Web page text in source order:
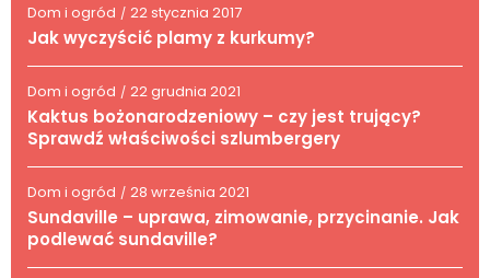
Dom i ogród / 22 stycznia 2017
Jak wyczyścić plamy z kurkumy?
Dom i ogród / 22 grudnia 2021
Kaktus bożonarodzeniowy – czy jest trujący?
Sprawdź właściwości szlumbergery
Dom i ogród / 28 września 2021
Sundaville – uprawa, zimowanie, przycinanie. Jak
podlewać sundaville?